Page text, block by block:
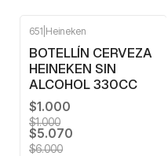
OFF
651 Heineken
BOTELLÍN CERVEZA
HEINEKEN SIN
ALCOHOL 330CC
$1.000
$1.000
$5.070
$6.000